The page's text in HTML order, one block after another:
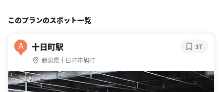
このプランのスポット一覧
A 十日町駅
新潟県十日町市旭町
37